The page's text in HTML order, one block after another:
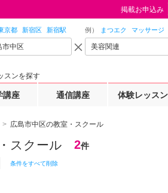
京都 新宿区 新宿駅 例） まつエク マッサージ
スンを探す
講座 通信講座 体験レッスン
掲載お申込み
広島市中区の教室・スクール
スクール 2件
条件をすべて削除